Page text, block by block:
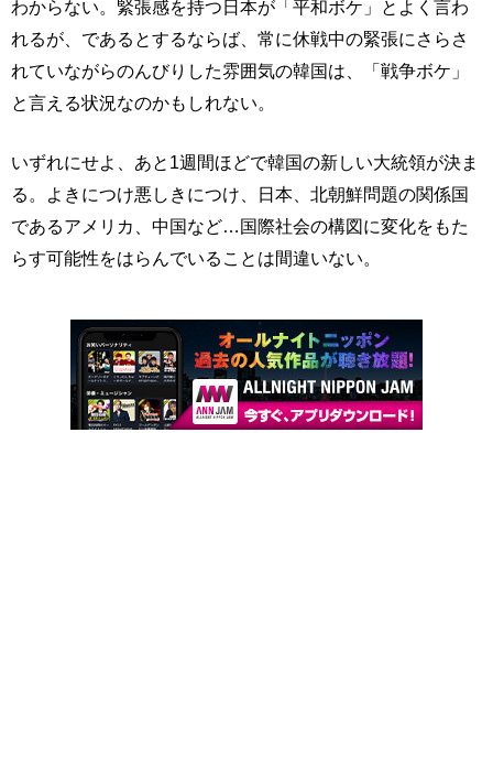
わからない。緊張感を持つ日本が「平和ボケ」とよく言わ
れるが、であるとするならば、常に休戦中の緊張にさらさ
れていながらのんびりした雰囲気の韓国は、「戦争ボケ」
と言える状況なのかもしれない。
いずれにせよ、あと1週間ほどで韓国の新しい大統領が決ま
る。よきにつけ悪しきにつけ、日本、北朝鮮問題の関係国
であるアメリカ、中国など…国際社会の構図に変化をもた
らす可能性をはらんでいることは間違いない。